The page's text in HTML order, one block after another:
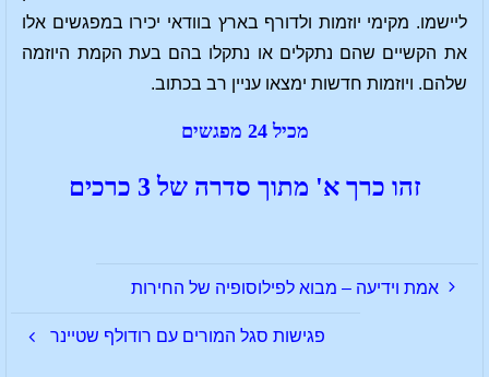
ליישמו. מקימי יוזמות ולדורף בארץ בוודאי יכירו במפגשים אלו
את הקשיים שהם נתקלים או נתקלו בהם בעת הקמת היוזמה
שלהם. ויוזמות חדשות ימצאו עניין רב בכתוב.
מכיל 24 מפגשים
זהו כרך א' מתוך סדרה של3 כרכים
אמת וידיעה – מבוא לפילוסופיה של החירות
פגישות סגל המורים עם רודולף שטיינר